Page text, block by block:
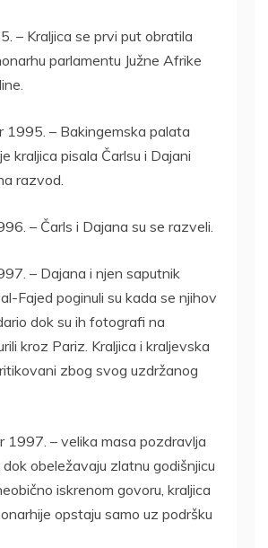
– Kraljica se prvi put obratila
parlamentu Južne Afrike
1995. – Bakingemska palata
kraljica pisala Čarlsu i Dajani
razvod.
– Čarls i Dajana su se razveli.
– Dajana i njen saputnik
Fajed poginuli su kada se njihov
dok su ih fotografi na
kroz Pariz. Kraljica i kraljevska
zbog svog uzdržanog
1997. – velika masa pozdravlja
dok obeležavaju zlatnu godišnjicu
iskrenom govoru, kraljica
opstaju samo uz podršku